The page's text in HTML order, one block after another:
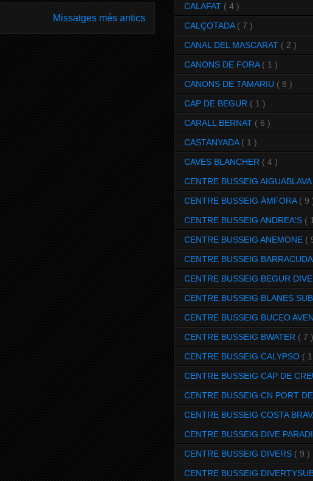
Missatges més antics
CALAFAT ( 4 )
CALÇOTADA ( 7 )
CANAL DEL MASCARAT ( 2 )
CANONS DE FORA ( 1 )
CANONS DE TAMARIU ( 8 )
CAP DE BEGUR ( 1 )
CARALL BERNAT ( 6 )
CASTANYADA ( 1 )
CAVES BLANCHER ( 4 )
CENTRE BUSSEIG AIGUABLAVA
CENTRE BUSSEIG ÀMFORA ( 9
CENTRE BUSSEIG ANDREA'S (
CENTRE BUSSEIG ANEMONE (
CENTRE BUSSEIG
CENTRE BUSSEIG BEGUR
CENTRE BUSSEIG BLANES
CENTRE BUSSEIG BUCEO
CENTRE BUSSEIG BWATER ( 7 )
CENTRE BUSSEIG CALYPSO (
CENTRE BUSSEIG CAP DE
CENTRE BUSSEIG CN PORT
CENTRE BUSSEIG COSTA
CENTRE BUSSEIG DIVE
CENTRE BUSSEIG DIVERS ( 9 )
CENTRE BUSSEIG